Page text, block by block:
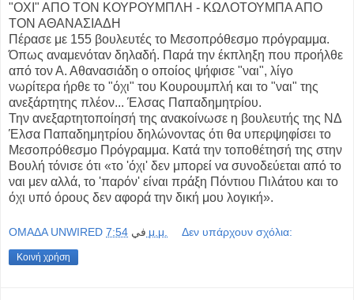
"ΟΧΙ" ΑΠΟ ΤΟΝ ΚΟΥΡΟΥΜΠΛΗ - ΚΩΛΟΤΟΥΜΠΑ ΑΠΟ
ΤΟΝ ΑΘΑΝΑΣΙΑΔΗ
Πέρασε με 155 βουλευτές το Μεσοπρόθεσμο πρόγραμμα.
Όπως αναμενόταν δηλαδή. Παρά την έκπληξη που προήλθε
από τον Α. Αθανασιάδη ο οποίος ψήφισε "ναι", λίγο
νωρίτερα ήρθε το "όχι" του Κουρουμπλή και το "ναι" της
ανεξάρτητης πλέον... Έλσας Παπαδημητρίου.
Την ανεξαρτητοποίησή της ανακοίνωσε η βουλευτής της ΝΔ
Έλσα Παπαδημητρίου δηλώνοντας ότι θα υπερψηφίσει το
Μεσοπρόθεσμο Πρόγραμμα. Κατά την τοποθέτησή της στην
Βουλή τόνισε ότι «το 'όχι' δεν μπορεί να συνοδεύεται από το
ναι μεν αλλά, το 'παρόν' είναι πράξη Πόντιου Πιλάτου και το
όχι υπό όρους δεν αφορά την δική μου λογική».
OMAΔΑ UNWIRED في 7:54 μ.μ. Δεν υπάρχουν σχόλια:
Κοινή χρήση